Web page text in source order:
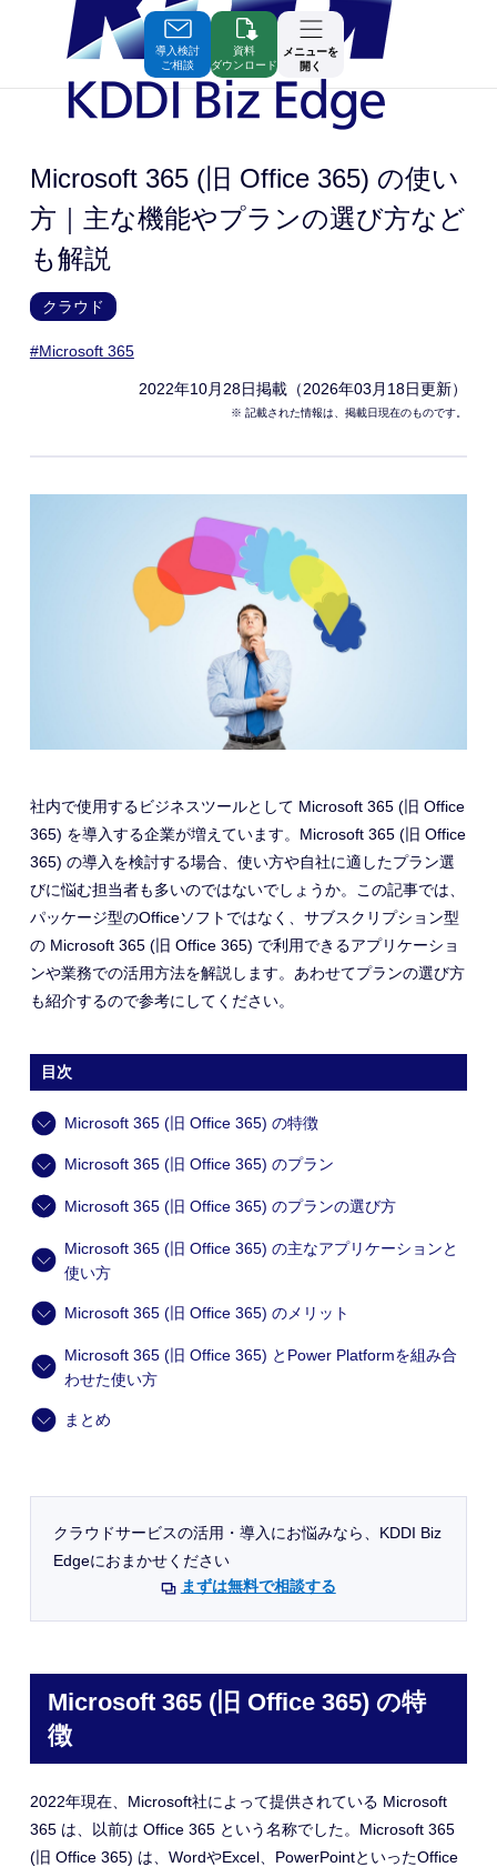
Contents
導入検討
ご相談
資料
ダウンロード
メニューを
開く
Microsoft 365 (旧 Office 365) の使い
方｜主な機能やプランの選び方など
も解説
クラウド
#Microsoft 365
2022年10月28日掲載（2026年03月18日更新）
※ 記載された情報は、掲載日現在のものです。
社内で使用するビジネスツールとして Microsoft 365 (旧 Office
365) を導入する企業が増えています。Microsoft 365 (旧 Office
365) の導入を検討する場合、使い方や自社に適したプラン選
びに悩む担当者も多いのではないでしょうか。この記事では、
パッケージ型のOfficeソフトではなく、サブスクリプション型
の Microsoft 365 (旧 Office 365) で利用できるアプリケーショ
ンや業務での活用方法を解説します。あわせてプランの選び方
も紹介するので参考にしてください。
目次
Microsoft 365 (旧 Office 365) の特徴
Microsoft 365 (旧 Office 365) のプラン
Microsoft 365 (旧 Office 365) のプランの選び方
Microsoft 365 (旧 Office 365) の主なアプリケーションと
使い方
Microsoft 365 (旧 Office 365) のメリット
Microsoft 365 (旧 Office 365) とPower Platformを組み合
わせた使い方
まとめ
クラウドサービスの活用・導入にお悩みなら、KDDI Biz
Edgeにおまかせください
まずは無料で相談する
Microsoft 365 (旧 Office 365) の特
徴
2022年現在、Microsoft社によって提供されている Microsoft
365 は、以前は Office 365 という名称でした。Microsoft 365
(旧 Office 365) は、WordやExcel、PowerPointといったOffice